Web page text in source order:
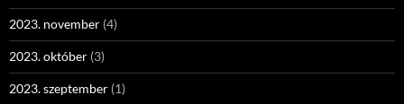
2023. november (4)
2023. október (3)
2023. szeptember (1)